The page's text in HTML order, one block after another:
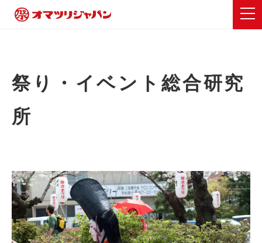
祭り・イベント総合研究
所